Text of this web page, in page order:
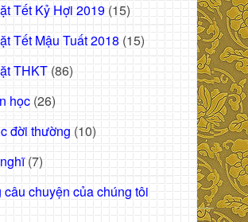
Tết Kỷ Hợi 2019 (15)
Tết Mậu Tuất 2018 (15)
THKT (86)
học (26)
đời thường (10)
(7)
câu chuyện của chúng tôi